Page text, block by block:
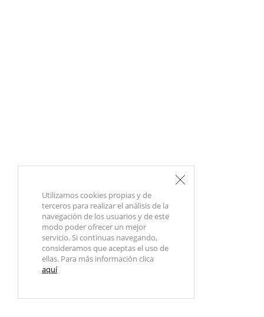
Utilizamos cookies propias y de
terceros para realizar el análisis de la
navegación de los usuarios y de este
modo poder ofrecer un mejor
servicio. Si continuas navegando,
consideramos que aceptas el uso de
ellas. Para más información clica
aquí